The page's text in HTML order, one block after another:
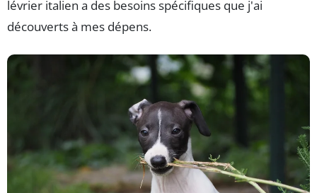
lévrier italien a des besoins spécifiques que j'ai
découverts à mes dépens.